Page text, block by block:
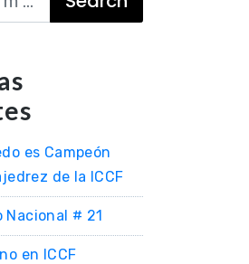
es Campeón
de la ICCF
Nacional # 21
en ICCF